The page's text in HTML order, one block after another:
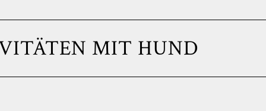
MIT HUND